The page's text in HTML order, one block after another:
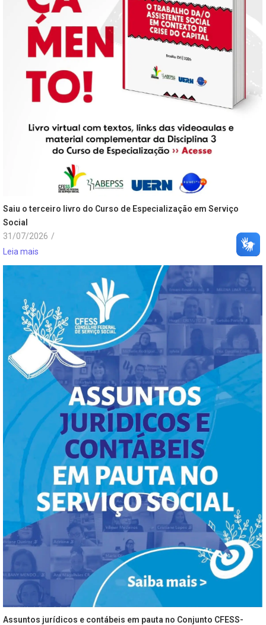
Saiu o terceiro livro do Curso de Especialização em Serviço
Social
31/07/2026 /
Leia mais
Assuntos jurídicos e contábeis em pauta no Conjunto CFESS-